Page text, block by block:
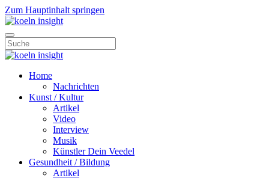
Zum Hauptinhalt springen
Home
Nachrichten
Kunst / Kultur
Artikel
Video
Interview
Musik
Künstler Dein Veedel
Gesundheit / Bildung
Artikel